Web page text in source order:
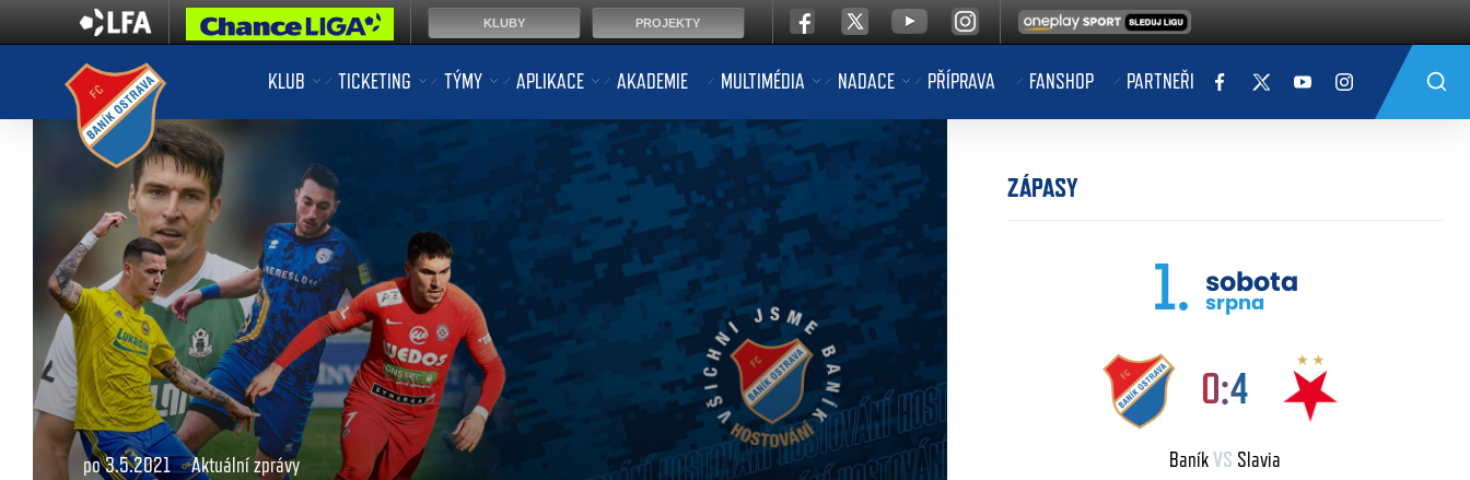
KLUB TICKETING TÝMY APLIKACE AKADEMIE MULTIMÉDIA NADACE PŘÍPRAVA FANSHOP PARTNEŘI
po 3.5.2021 Aktuální zprávy
ZÁPASY
1. sobota
srpna
0:4
BaníkVS Slavia
KLUBY PROJEKTY